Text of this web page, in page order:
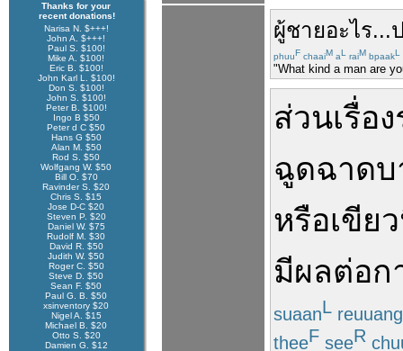
Thanks for your
recent donations!
Narisa N. $+++!
John A. $+++!
Paul S. $100!
Mike A. $100!
Eric B. $100!
John Karl L. $100!
Don S. $100!
John S. $100!
Peter B. $100!
Ingo B $50
Peter d C $50
Hans G $50
Alan M. $50
Rod S. $50
Wolfgang W. $50
Bill O. $70
Ravinder S. $20
Chris S. $15
Jose D-C $20
Steven P. $20
Daniel W. $75
Rudolf M. $30
David R. $50
Judith W. $50
Roger C. $50
Steve D. $50
Sean F. $50
Paul G. B. $50
xsinventory $20
Nigel A. $15
Michael B. $20
Otto S. $20
Damien G. $12
ผู้ชายอะไร...
phuuF chaaiM aL raiM bpaakL
"What kind a man are
ส่วนเรื่อง
ฉูดฉาดบ
หรือเขียว
มีผลต่อก
suaanL reuuang
theeF seeR